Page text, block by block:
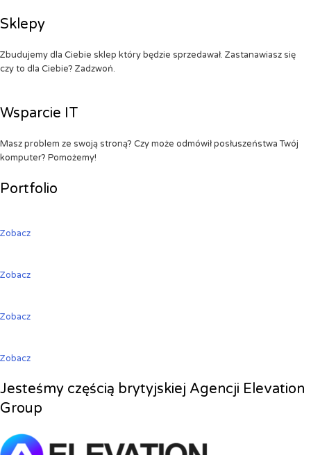
Sklepy
Zbudujemy dla Ciebie sklep który będzie sprzedawał. Zastanawiasz się
czy to dla Ciebie? Zadzwoń.
Wsparcie IT
Masz problem ze swoją stroną? Czy może odmówił posłuszeństwa Twój
komputer? Pomożemy!
Portfolio
Zobacz
Zobacz
Zobacz
Zobacz
Jesteśmy częścią brytyjskiej Agencji Elevation
Group